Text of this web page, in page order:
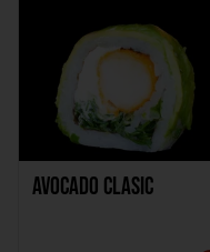
Avocado clasic